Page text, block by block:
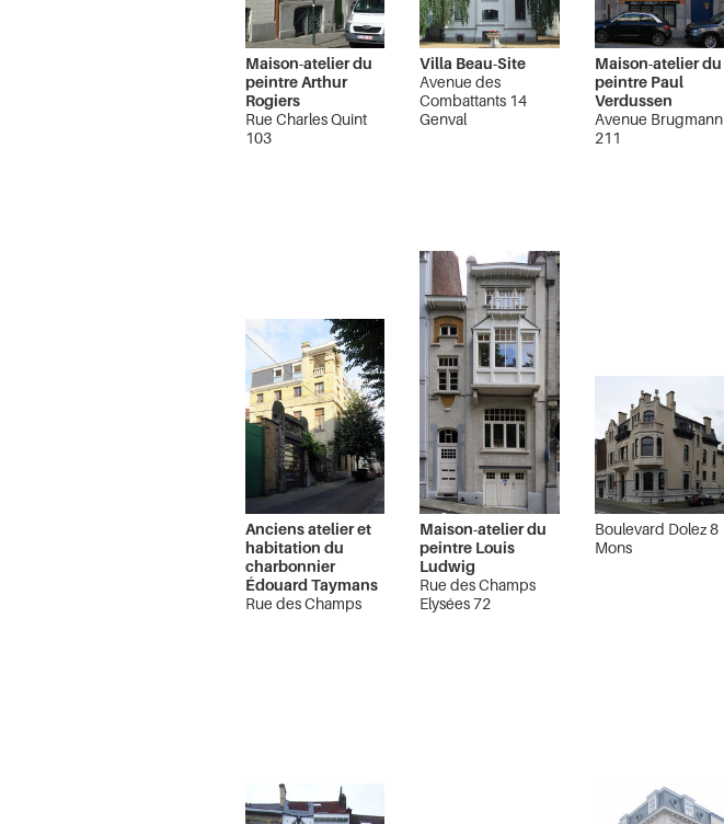
Maison-atelier du
peintre Arthur
Rogiers
Rue Charles Quint
103
Villa Beau-Site
Avenue des
Combattants 14
Genval
Maison-atelier du
peintre Paul
Verdussen
Avenue Brugmann
211
Anciens atelier et
habitation du
charbonnier
Édouard Taymans
Rue des Champs
Maison-atelier du
peintre Louis
Ludwig
Rue des Champs
Elysées 72
Boulevard Dolez 8
Mons